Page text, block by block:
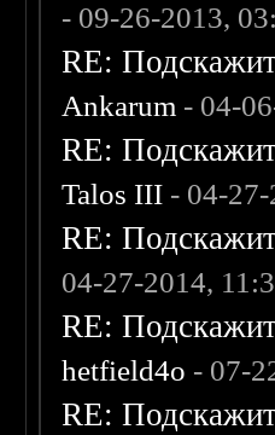
- 09-26-2013,
RE:
Ankarum - 04-
RE:
Talos III - 04-
RE:
04-27-2014,
RE:
hetfield4o - 07-
RE: